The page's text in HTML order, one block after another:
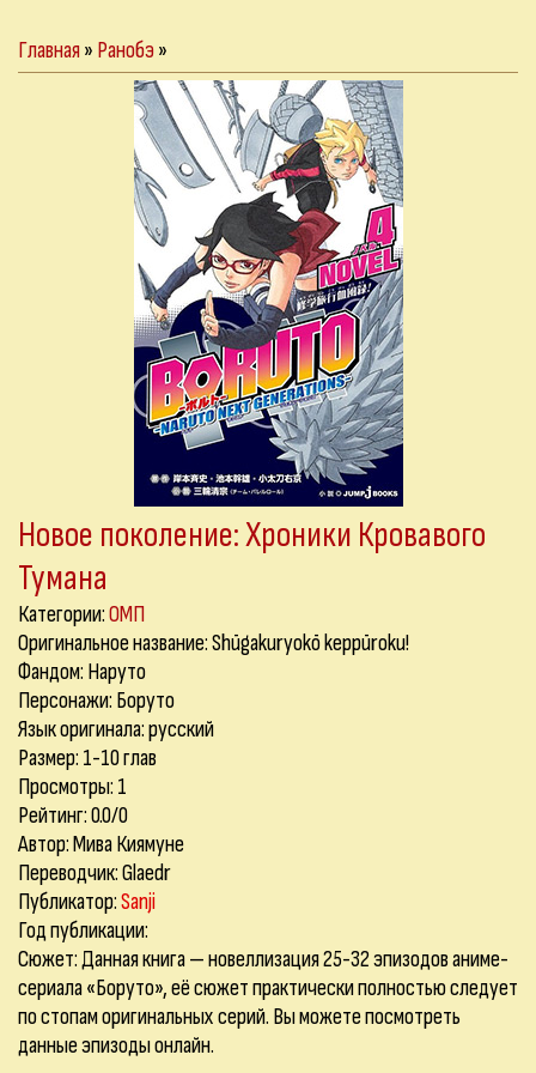
Главная» Ранобэ»
Новое поколение: Хроники Кровавого
Тумана
Категории:ОМП
Оригинальное название: Shūgakuryokō keppūroku!
Фандом: Наруто
Персонажи: Боруто
Язык оригинала: русский
Размер: 1-10 глав
Просмотры: 1
Рейтинг: 0.0/0
Автор: Мива Киямуне
Переводчик: Glaedr
Публикатор:Sanji
Год публикации:
Сюжет: Данная книга — новеллизация 25-32 эпизодов аниме-
сериала «Боруто», её сюжет практически полностью следует
по стопам оригинальных серий. Вы можете посмотреть
данные эпизоды онлайн.